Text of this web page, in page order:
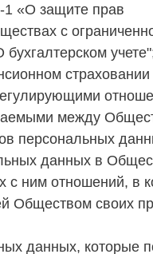
«О защите прав
с
страховании
между
персональных
данных в
с ним отношений, в
Обществом своих
данных, которые